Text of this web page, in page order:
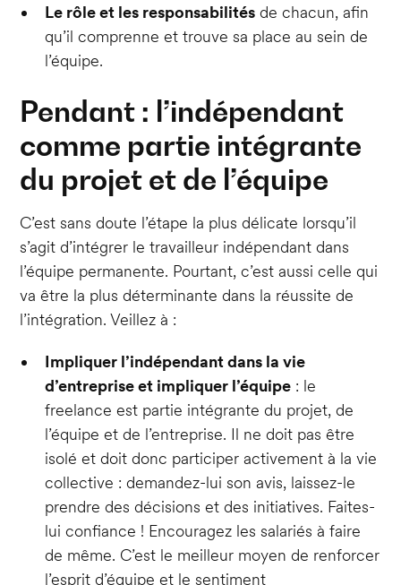
Le rôle et les responsabilités de chacun, afin
qu’il comprenne et trouve sa place au sein de
l’équipe.
Pendant : l’indépendant
comme partie intégrante
du projet et de l’équipe
C’est sans doute l’étape la plus délicate lorsqu’il
s’agit d’intégrer le travailleur indépendant dans
l’équipe permanente. Pourtant, c’est aussi celle qui
va être la plus déterminante dans la réussite de
l’intégration. Veillez à :
Impliquer l’indépendant dans la vie
d’entreprise et impliquer l’équipe : le
freelance est partie intégrante du projet, de
l’équipe et de l’entreprise. Il ne doit pas être
isolé et doit donc participer activement à la vie
collective : demandez-lui son avis, laissez-le
prendre des décisions et des initiatives. Faites-
lui confiance ! Encouragez les salariés à faire
de même. C’est le meilleur moyen de renforcer
l’esprit d’équipe et le sentiment